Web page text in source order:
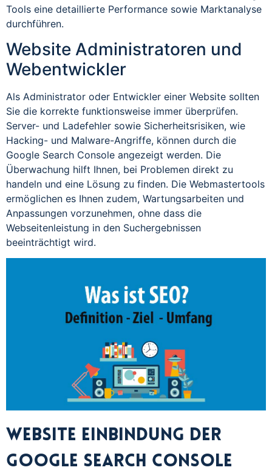
Tools eine detaillierte Performance sowie Marktanalyse
durchführen.
Website Administratoren und
Webentwickler
Als Administrator oder Entwickler einer Website sollten
Sie die korrekte funktionsweise immer überprüfen.
Server- und Ladefehler sowie Sicherheitsrisiken, wie
Hacking- und Malware-Angriffe, können durch die
Google Search Console angezeigt werden. Die
Überwachung hilft Ihnen, bei Problemen direkt zu
handeln und eine Lösung zu finden. Die Webmastertools
ermöglichen es Ihnen zudem, Wartungsarbeiten und
Anpassungen vorzunehmen, ohne dass die
Webseitenleistung in den Suchergebnissen
beeinträchtigt wird.
Website Einbindung der
Google Search Console